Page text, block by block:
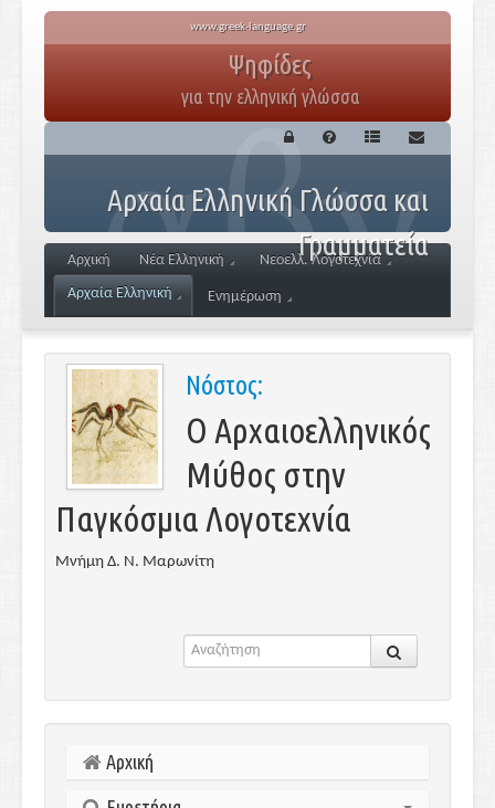
www.greek-language.gr
Ψηφίδες
για την ελληνική γλώσσα
Αρχαία Ελληνική Γλώσσα και
Γραμματεία
Αρχική Νέα Ελληνική
Νεοελλ. Λογοτεχνία
Αρχαία Ελληνική
Ενημέρωση
Νόστος:
Ο Αρχαιοελληνικός
Μύθος στην
Παγκόσμια Λογοτεχνία
Μνήμη Δ. Ν. Μαρωνίτη
Αρχική